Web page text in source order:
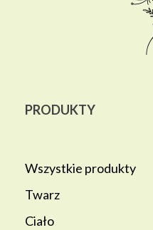
PRODUKTY
Wszystkie produkty
Twarz
Ciało